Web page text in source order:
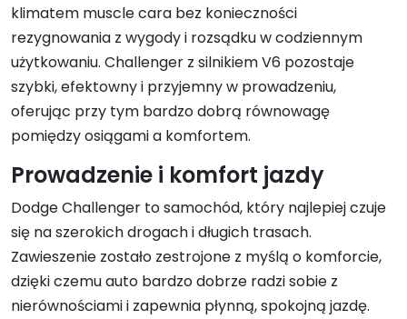
klimatem muscle cara bez konieczności
rezygnowania z wygody i rozsądku w codziennym
użytkowaniu. Challenger z silnikiem V6 pozostaje
szybki, efektowny i przyjemny w prowadzeniu,
oferując przy tym bardzo dobrą równowagę
pomiędzy osiągami a komfortem.
Prowadzenie i komfort jazdy
Dodge Challenger to samochód, który najlepiej czuje
się na szerokich drogach i długich trasach.
Zawieszenie zostało zestrojone z myślą o komforcie,
dzięki czemu auto bardzo dobrze radzi sobie z
nierównościami i zapewnia płynną, spokojną jazdę.